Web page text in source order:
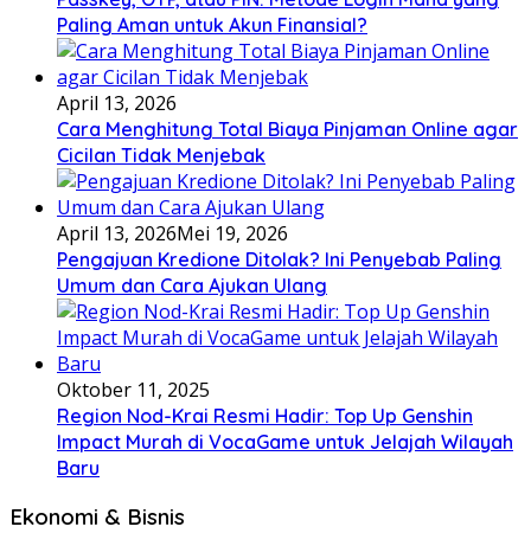
Paling Aman untuk Akun Finansial?
April 13, 2026
Cara Menghitung Total Biaya Pinjaman Online agar
Cicilan Tidak Menjebak
April 13, 2026Mei 19, 2026
Pengajuan Kredione Ditolak? Ini Penyebab Paling
Umum dan Cara Ajukan Ulang
Oktober 11, 2025
Region Nod-Krai Resmi Hadir: Top Up Genshin
Impact Murah di VocaGame untuk Jelajah Wilayah
Baru
Ekonomi & Bisnis